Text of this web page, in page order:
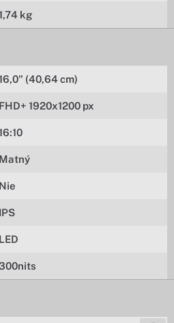
kg
(40,64 cm)
FHD+ 1920x1200 px
Matný
Nie
IPS
LED